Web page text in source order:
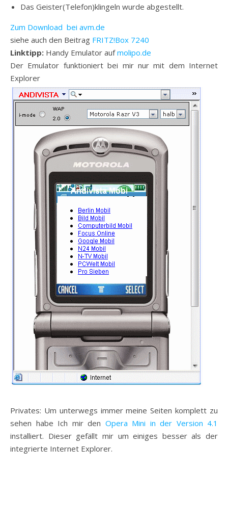
Das Geister(Telefon)klingeln wurde abgestellt.
Zum Download bei avm.de
siehe auch den Beitrag FRITZ!Box 7240
Linktipp: Handy Emulator aufmolipo.de
Der Emulator funktioniert bei mir nur mit dem Internet
Explorer
Privates: Um unterwegs immer meine Seiten komplett zu
sehen habe Ich mir den Opera Mini in der Version 4.1
installiert. Dieser gefällt mir um einiges besser als der
integrierte Internet Explorer.